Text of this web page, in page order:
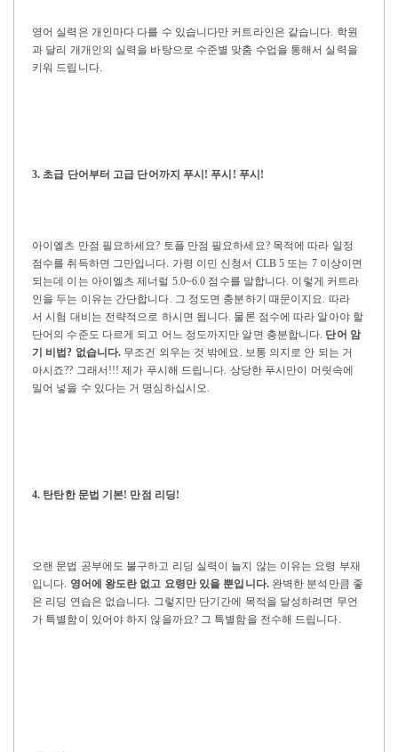
영어 실력은 개인마다 다를 수 있습니다만 커트라인은 같습니다 학원
과 달리 개개인의 실력을 바탕으로 수준별 맞춤 수업을 통해서 실력을
키워 드립니다.
3. 초급 단어부터 고급 단어까지 푸시! 푸시 ! 푸시!
아이엘츠 만점 필요하세요? 토플 만점 필요하세요? 목적에 따라 일정
점수를 취득하면 그만입니다 가령 이민 신청서 CLB 5 또는 7 이상이면
되는데 이는 아이엘츠 제너럴 5.0~6.0 점수를 말합니다 이렇게 커트라
인을 두는 이유는 간단합니다
그 정도면 충분하기 때문이지요
. 따라
서 시험 대비는 전략적으로 하시면 됩니다 물론 점수에 따라 알아야 할
단어의 수준도 다르게 되고 어느 정도까지만 알면 충분합니다 단어 암
기 비법? 없습니다. 무조건 외우는 것 밖에요
보통 의지로 안 되는 거
아시죠?? 그래서!!!제가 푸시해 드립니다 상당한 푸시만이 머릿속에
밀어 넣을 수 있다는 거 명심하십시오
4. 탄탄한 문법 기본! 만점 리딩!
오랜 문법 공부에도 불구하고 리딩 실력이 늘지 않는 이유는 요령 부재
입니다 영어에 왕도란 없고 요령만 있을 뿐입니다. 완벽한 분석만큼 좋
은 리딩 연습은 없습니다
그렇지만 단기간에 목적을 달성하려면 무언
가 특별함이 있어야 하지 않을까요? 그 특별함을 전수해 드립니다